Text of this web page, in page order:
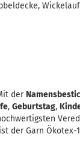
der
, Geburtstag,
der Garn Ökotex-